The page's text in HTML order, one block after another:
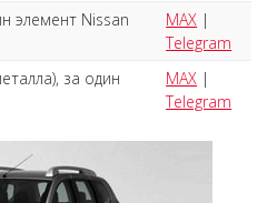
элемент Nissan
MAX |
Telegram
за один
MAX |
Telegram